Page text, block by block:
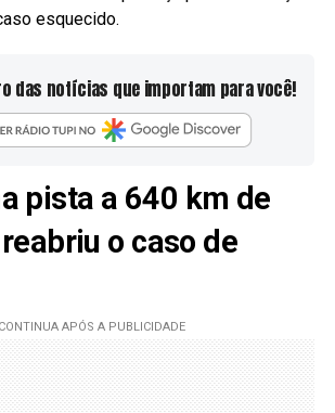
esquecido.
das notícias que importam para você!
pista a 640 km de
o caso de